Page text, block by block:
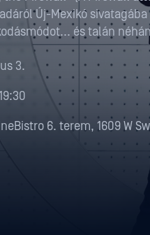
Új-Mexikó
és talán
3.
6. terem, 1609 W